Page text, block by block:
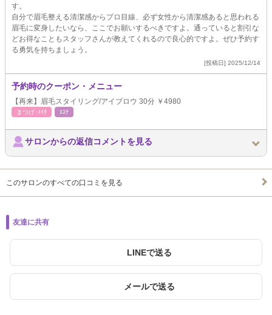
す。
自分で眉毛整える清潔感からプロ目線、必ず女性から清潔感あると思われる
眉毛に変身したいなら、ここでお願いするべきですよ。通っていると割引な
どお得なこともスタッフさんが教えてくれるので良心的ですよ。ぜひ予約す
る勇気を持ちましょう。
[投稿日] 2025/12/14
予約時のクーポン・メニュー
【再来】眉毛スタイリング/アイブロウ 30分 ￥4980
まつげ･ﾒｲｸ ｴｽﾃ
サロンからの返信コメントを見る
このサロンのすべての口コミを見る
友達に共有
LINEで送る
メールで送る